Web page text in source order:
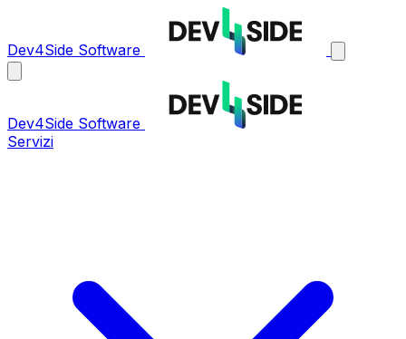
Dev4Side Software
Dev4Side Software
Servizi